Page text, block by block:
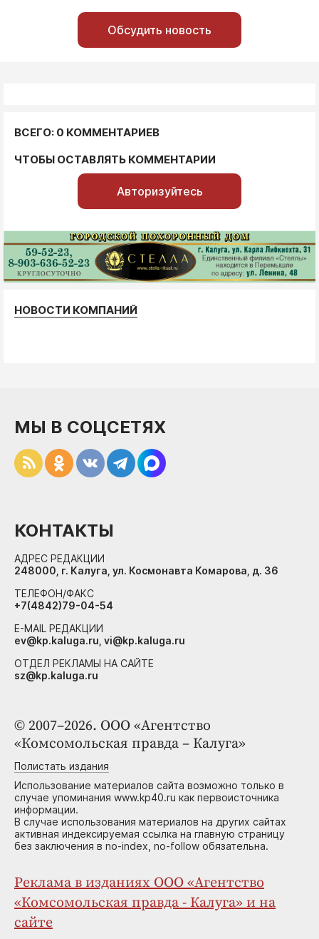
Обсудить новость
ВСЕГО: 0 КОММЕНТАРИЕВ
ЧТОБЫ ОСТАВЛЯТЬ КОММЕНТАРИИ
Авторизуйтесь
НОВОСТИ КОМПАНИЙ
© 2007–2026. ООО «Агентство
«Комсомольская правда – Калуга»
Полистать издания
Использование материалов сайта возможно только в
случае упоминания www.kp40.ru как первоисточника
информации.
В случае использования материалов на других сайтах
активная индексируемая ссылка на главную страницу
без заключения в no-index, no-follow обязательна.
Реклама в изданиях ООО «Агентство
«Комсомольская правда - Калуга» и на
сайте
МЫ В СОЦСЕТЯХ
КОНТАКТЫ
АДРЕС РЕДАКЦИИ
248000, г. Калуга, ул. Космонавта Комарова, д. 36
ТЕЛЕФОН/ФАКС
+7(4842)79-04-54
E-MAIL РЕДАКЦИИ
ev@kp.kaluga.ru, vi@kp.kaluga.ru
ОТДЕЛ РЕКЛАМЫ НА САЙТЕ
sz@kp.kaluga.ru